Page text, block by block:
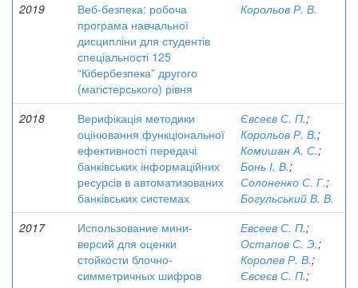
2019
Веб-безпека: робоча
програма навчальної
дисципліни для студентів
спеціальності 125
“Кібербезпека” другого
(магістерського) рівня
Корольов Р. В.
2018
Верифікація методики
оцінювання функціональної
ефективності передачі
банківських інформаційних
ресурсів в автоматизованих
банківських системах
Євсеєв С. П.;
Корольов Р. В.;
Комишан А. С.;
Бонь І. В.;
Солоненко С. Г.;
Богульський В. В.
2017
Использование мини-
версий для оценки
стойкости блочно-
симметричных шифров
Евсеев С. П.;
Остапов С. Э.;
Королев Р. В.;
Євсеєв С. П.;